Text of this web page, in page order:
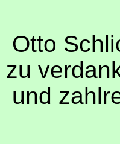
Otto
zu
und